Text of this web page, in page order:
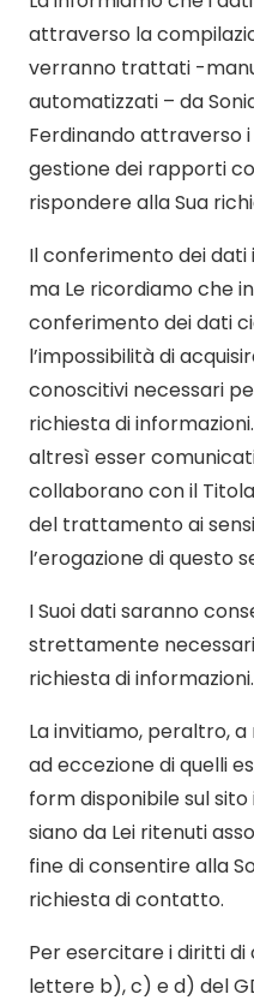
attraverso la
verranno trattati -
automatizzati – da
Ferdinando attraverso
gestione dei rapporti
rispondere alla Sua
Il conferimento dei
ma Le ricordiamo che
conferimento dei dati
l’impossibilità di
conoscitivi necessari
richiesta di
altresì esser
collaborano con il
del trattamento ai
l’erogazione di questo
I Suoi dati saranno
strettamente
richiesta di informazioni.
La invitiamo, peraltro,
ad eccezione di quelli
form disponibile sul
siano da Lei ritenuti
fine di consentire alla
richiesta di contatto.
Per esercitare i diritti di
lettere b), c) e d) del